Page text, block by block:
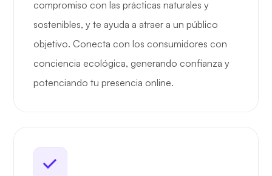
compromiso con las prácticas naturales y
sostenibles, y te ayuda a atraer a un público
objetivo. Conecta con los consumidores con
conciencia ecológica, generando confianza y
potenciando tu presencia online.